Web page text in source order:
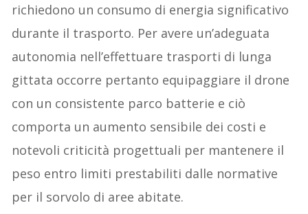
richiedono un consumo di energia significativo
durante il trasporto. Per avere un’adeguata
autonomia nell’effettuare trasporti di lunga
gittata occorre pertanto equipaggiare il drone
con un consistente parco batterie e ciò
comporta un aumento sensibile dei costi e
notevoli criticità progettuali per mantenere il
peso entro limiti prestabiliti dalle normative
per il sorvolo di aree abitate.